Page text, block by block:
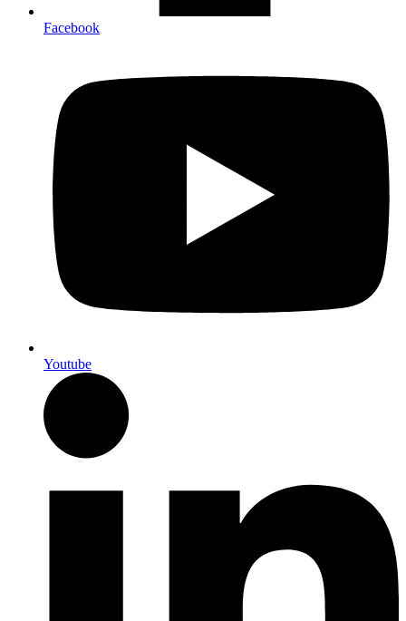
Facebook
Youtube